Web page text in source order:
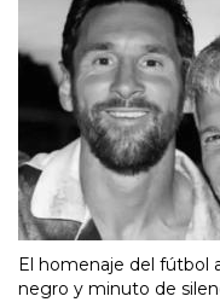
El homenaje del fútbol
negro y minuto de